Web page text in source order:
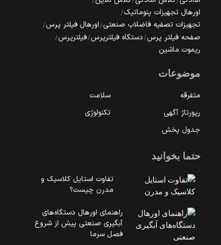
اورهال تجهیزات پنوماتیک
تجهیزات تصفیه فاضلاب صنعتی اورهال فیلتر پرس
صفحه فیلتر پرس دستگاه فیلترپرس فیلترپرس
ریموت ماشین
موضوعات
متفرقه
سلامت
رپورتاژ آگهی
تکنولوژی
جدول پخش
حتما بخوانید
تفاوت استایل کلاسیک و
مدرن چیست؟
راهنمای اورهال دستگاه‌های
آبگیری صنعتی پیش از شروع
فصل سرما